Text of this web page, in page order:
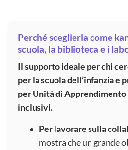
Perché sceglierla come
scuola, la biblioteca e i
Il supporto ideale per chi
per la scuola dell’infanzia e
per Unità di Apprendimento
inclusivi.
Per lavorare sulla
mostra che un grande